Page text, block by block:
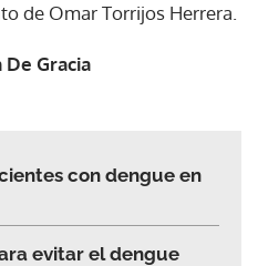
de Omar Torrijos Herrera.
Gracia
con dengue en
evitar el dengue